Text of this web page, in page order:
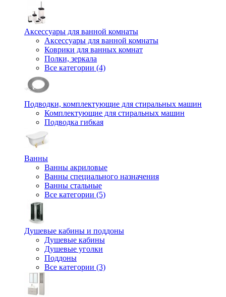
Аксессуары для ванной комнаты
Аксессуары для ванной комнаты
Коврики для ванных комнат
Полки, зеркала
Все категории (4)
Подводки, комплектующие для стиральных машин
Комплектующие для стиральных машин
Подводка гибкая
Ванны
Ванны акриловые
Ванны специального назначения
Ванны стальные
Все категории (5)
Душевые кабины и поддоны
Душевые кабины
Душевые уголки
Поддоны
Все категории (3)